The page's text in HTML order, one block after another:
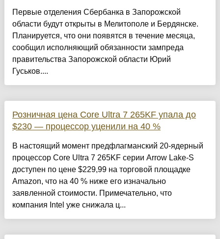
Первые отделения Сбербанка в Запорожской
области будут открыты в Мелитополе и Бердянске.
Планируется, что они появятся в течение месяца,
сообщил исполняющий обязанности зампреда
правительства Запорожской области Юрий
Гуськов....
Розничная цена Core Ultra 7 265KF упала до
$230 — процессор уценили на 40 %
В настоящий момент предфлагманский 20-ядерный
процессор Core Ultra 7 265KF серии Arrow Lake-S
доступен по цене $229,99 на торговой площадке
Amazon, что на 40 % ниже его изначально
заявленной стоимости. Примечательно, что
компания Intel уже снижала ц...